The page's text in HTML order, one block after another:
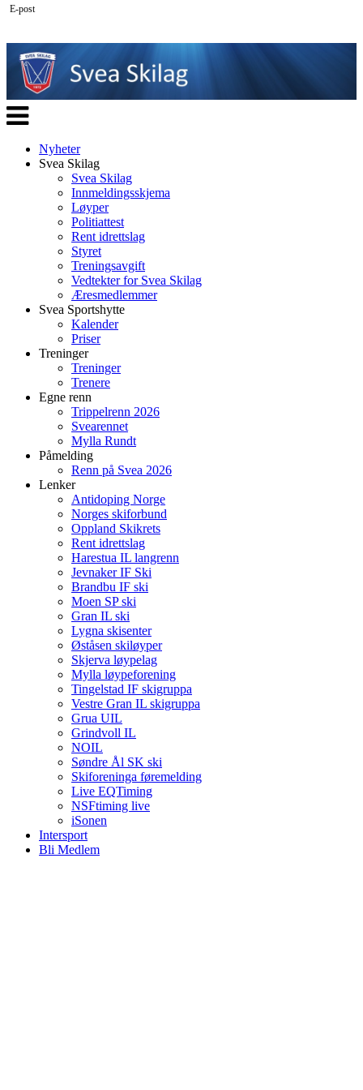
Veksle
navigasjon
Nyheter
Svea Skilag
Svea Skilag
Innmeldingsskjema
Løyper
Politiattest
Rent idrettslag
Styret
Treningsavgift
Vedtekter for Svea Skilag
Æresmedlemmer
Svea Sportshytte
Kalender
Priser
Treninger
Treninger
Trenere
Egne renn
Trippelrenn 2026
Svearennet
Mylla Rundt
Påmelding
Renn på Svea 2026
Lenker
Antidoping Norge
Norges skiforbund
Oppland Skikrets
Rent idrettslag
Harestua IL langrenn
Jevnaker IF Ski
Brandbu IF ski
Moen SP ski
Gran IL ski
Lygna skisenter
Øståsen skiløyper
Skjerva løypelag
Mylla løypeforening
Tingelstad IF skigruppa
Vestre Gran IL skigruppa
Grua UIL
Grindvoll IL
NOIL
Søndre Ål SK ski
Skiforeninga føremelding
Live EQTiming
NSFtiming live
iSonen
Intersport
Bli Medlem
E-post